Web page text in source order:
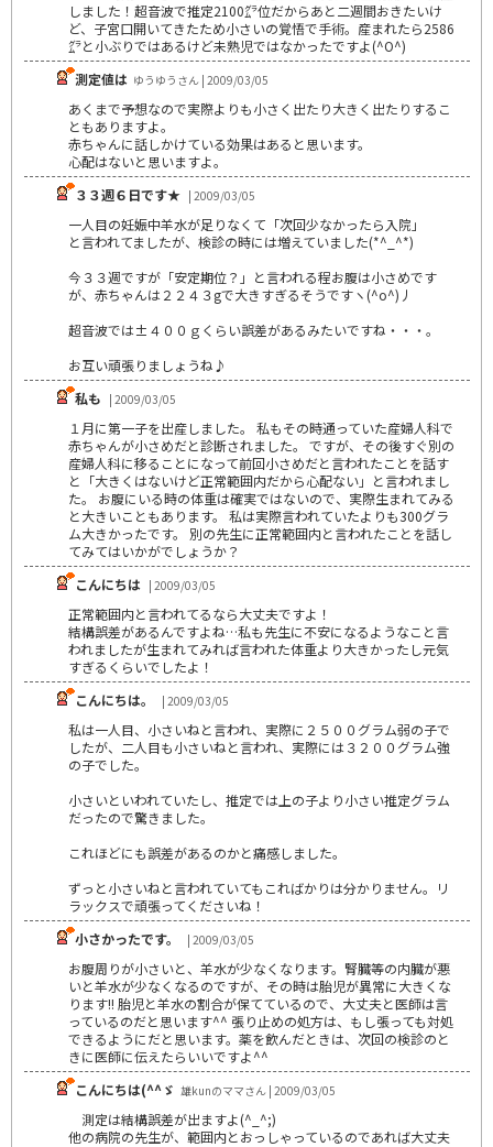
しました！超音波で推定2100㌘位だからあと二週間おきたいけ
ど、子宮口開いてきたため小さいの覚悟で手術。産まれたら2586
㌘と小ぶりではあるけど未熟児ではなかったですよ(^O^)
測定値は ゆうゆうさん | 2009/03/05
あくまで予想なので実際よりも小さく出たり大きく出たりするこ
ともありますよ。
赤ちゃんに話しかけている効果はあると思います。
心配はないと思いますよ。
３３週６日です★ | 2009/03/05
一人目の妊娠中羊水が足りなくて「次回少なかったら入院」
と言われてましたが、検診の時には増えていました(*^_^*)
今３３週ですが「安定期位？」と言われる程お腹は小さめです
が、赤ちゃんは２２４３gで大きすぎるそうですヽ(^o^)丿
超音波では±４００ｇくらい誤差があるみたいですね・・・。
お互い頑張りましょうね♪
私も | 2009/03/05
１月に第一子を出産しました。 私もその時通っていた産婦人科で
赤ちゃんが小さめだと診断されました。 ですが、その後すぐ別の
産婦人科に移ることになって前回小さめだと言われたことを話す
と「大きくはないけど正常範囲内だから心配ない」と言われまし
た。 お腹にいる時の体重は確実ではないので、実際生まれてみる
と大きいこともあります。 私は実際言われていたよりも300グラ
ム大きかったです。 別の先生に正常範囲内と言われたことを話し
てみてはいかがでしょうか？
こんにちは | 2009/03/05
正常範囲内と言われてるなら大丈夫ですよ！
結構誤差があるんですよね…私も先生に不安になるようなこと言
われましたが生まれてみれば言われた体重より大きかったし元気
すぎるくらいでしたよ！
こんにちは。
| 2009/03/05
私は一人目、小さいねと言われ、実際に２５００グラム弱の子で
したが、二人目も小さいねと言われ、実際には３２００グラム強
の子でした。
小さいといわれていたし、推定では上の子より小さい推定グラム
だったので驚きました。
これほどにも誤差があるのかと痛感しました。
ずっと小さいねと言われていてもこればかりは分かりません。リ
ラックスで頑張ってくださいね！
小さかったです。
| 2009/03/05
お腹周りが小さいと、羊水が少なくなります。腎臓等の内臓が悪
いと羊水が少なくなるのですが、その時は胎児が異常に大きくな
ります!! 胎児と羊水の割合が保てているので、大丈夫と医師は言
っているのだと思います^^ 張り止めの処方は、もし張っても対処
できるようにだと思います。薬を飲んだときは、次回の検診のと
きに医師に伝えたらいいですよ^^
こんにちは(^^ゞ 雄kunのママさん | 2009/03/05
測定は結構誤差が出ますよ(^_^;)
他の病院の先生が、範囲内とおっしゃっているのであれば大丈夫